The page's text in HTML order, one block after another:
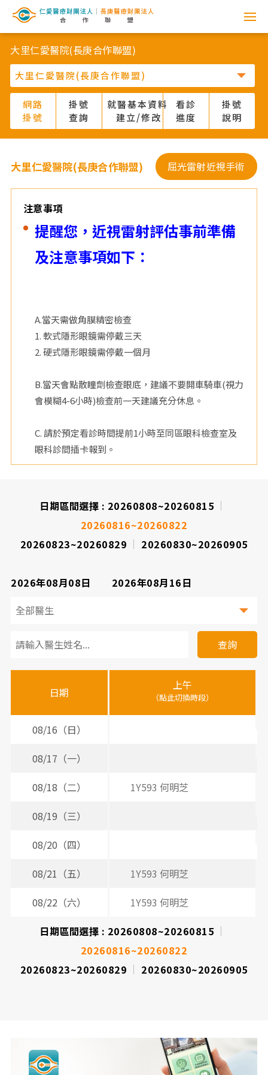
網
路
掛
號
系
統
-
仁
愛
大里仁愛醫院(長庚合作聯盟)
網路
掛號
掛號
查詢
就醫基本資料
建立/修改
看診
進度
掛號
說明
大里仁愛醫院(長庚合作聯盟) 屈光雷射近視手術
注意事項
提醒您，近視雷射評估事前準備
及注意事項如下：
A.當天需做角膜精密檢查
1. 軟式隱形眼鏡需停戴三天
2. 硬式隱形眼鏡需停戴一個月
B.當天會點散瞳劑檢查眼底，建議不要開車騎車(視力
會模糊4-6小時)檢查前一天建議充分休息。
C. 請於預定看診時間提前1小時至同區眼科檢查室及
眼科診間插卡報到。
日期區間選擇 : 20260808~20260815
20260816~20260822
20260823~20260829
20260830~20260905
2026年08月08日 2026年08月16日
診
醫
時
查詢
日期
上午
（點此切換時段）
08/16（日）
08/17（一）
08/18（二）
1Y593 何明芝
08/19（三）
08/20（四）
08/21（五）
1Y593 何明芝
08/22（六）
1Y593 何明芝
日期區間選擇 : 20260808~20260815
20260816~20260822
20260823~20260829
20260830~20260905